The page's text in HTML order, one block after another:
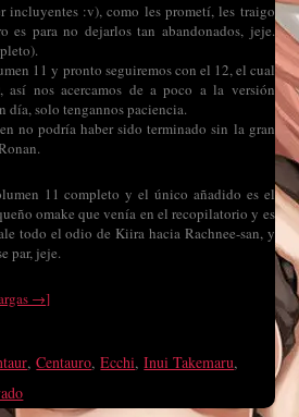
incluyentes :v), como les prometí, les traigo
es para no dejarlos tan abandonados, jeje.
11 y pronto seguiremos con el 12, el cual
así nos acercamos de a poco a la versión
día, solo tengannos paciencia.
no podría haber sido terminado sin la gran
11 completo y el único añadido es el
omake que venía en el recopilatorio y es
todo el odio de Kiira hacia Rachnee-san, y
par, jeje.
→]
,Centauro,Ecchi,Inui Takemaru,